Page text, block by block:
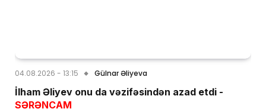
04.08.2026 - 13:15 Gülnar Əliyeva
İlham Əliyev onu da vəzifəsindən azad etdi -
SƏRƏNCAM